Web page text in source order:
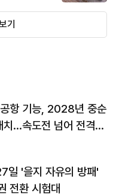
기
항 기능, 2028년 중순
치…속도전 넘어 전격
일 '을지 자유의 방패'
전환 시험대